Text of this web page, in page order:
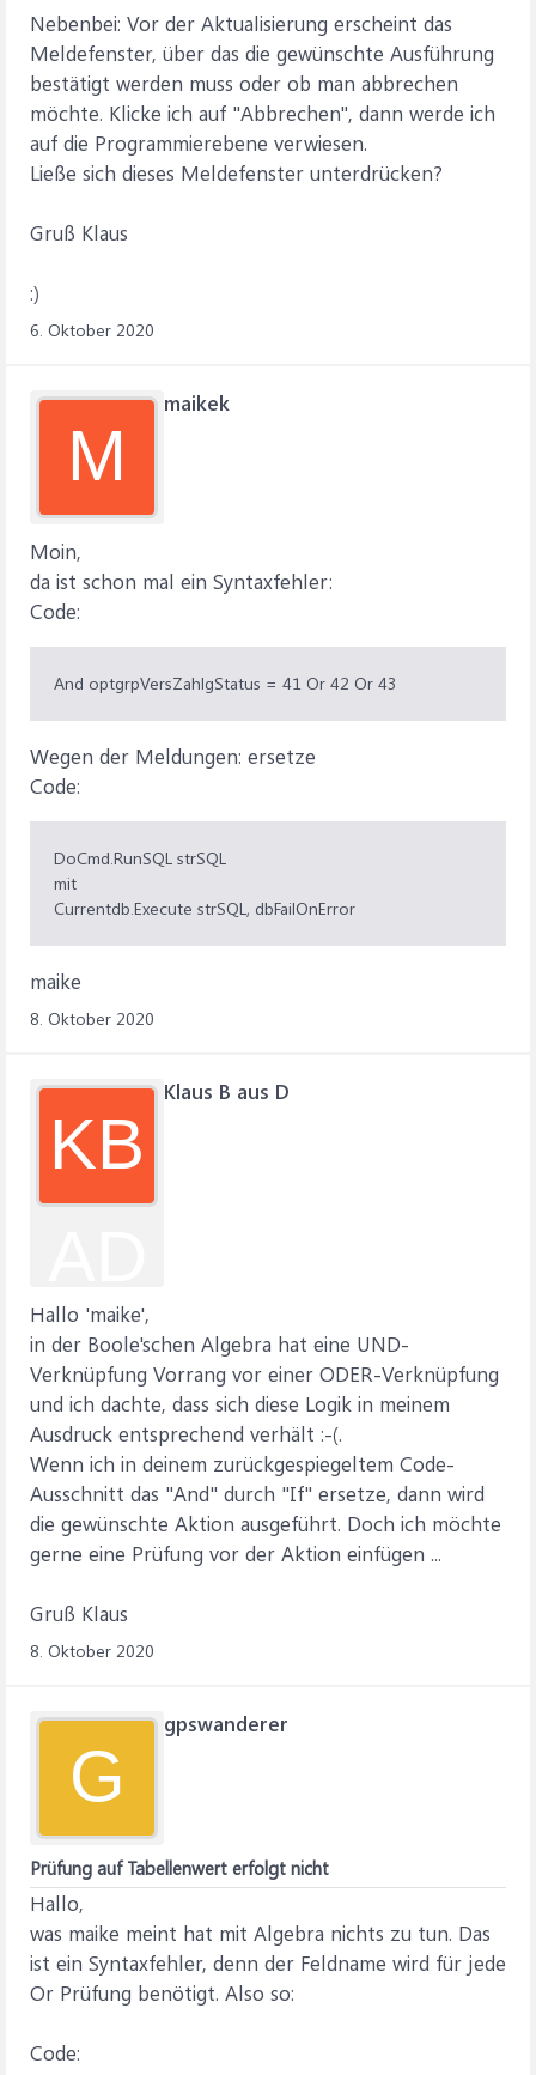
strSQL = "UPDATE tblVersicherungen SET
VersichErloschen = true " & _
"WHERE FS_MitgliedsNr = " & Me.FS_MitgliedsNr
DoCmd.RunSQL strSQL
Else
MsgBox "Die Versicherung(en) wurde bereits als
erloschen markiert."
End If
Nebenbei: Vor der Aktualisierung erscheint das
Meldefenster, über das die gewünschte Ausführung
bestätigt werden muss oder ob man abbrechen
möchte. Klicke ich auf "Abbrechen", dann werde ich
auf die Programmierebene verwiesen.
Ließe sich dieses Meldefenster unterdrücken?
Gruß Klaus
:)
6. Oktober 2020
M
maikek
Moin,
da ist schon mal ein Syntaxfehler:
Code:
And optgrpVersZahlgStatus = 41 Or 42 Or 43
Wegen der Meldungen: ersetze
Code:
DoCmd.RunSQL strSQL
mit
Currentdb.Execute strSQL, dbFailOnError
maike
8. Oktober 2020
KB
Klaus B aus D
Hallo 'maike',
in der Boole'schen Algebra hat eine UND-
Verknüpfung Vorrang vor einer ODER-Verknüpfung
und ich dachte, dass sich diese Logik in meinem
Ausdruck entsprechend verhält :-(.
Wenn ich in deinem zurückgespiegeltem Code-
Ausschnitt das "And" durch "If" ersetze, dann wird
die gewünschte Aktion ausgeführt. Doch ich möchte
gerne eine Prüfung vor der Aktion einfügen ...
Gruß Klaus
8. Oktober 2020
G
gpswanderer
Prüfung auf Tabellenwert erfolgt nicht
Hallo,
was maike meint hat mit Algebra nichts zu tun. Das
ist ein Syntaxfehler, denn der Feldname wird für jede
Or Prüfung benötigt. Also so:
Code: